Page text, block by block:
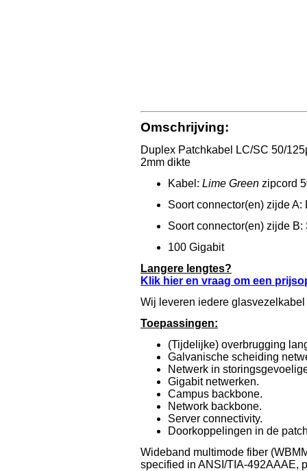
Omschrijving:
Duplex Patchkabel LC/SC 50/
2mm dikte
Kabel: Lime Green zipcord
Soort connector(en) zijde A:
Soort connector(en) zijde B:
100 Gigabit
Langere lengtes?
Klik hier en vraag om een
Wij leveren iedere
Toepassingen:
(Tijdelijke) overbrugging
Galvanische scheiding
Netwerk in
Gigabit netwerken.
Campus backbone.
Network backbone.
Server connectivity.
Doorkoppelingen in de
Wideband multimode fiber
specified in ANSI/TIA-492AAAE,